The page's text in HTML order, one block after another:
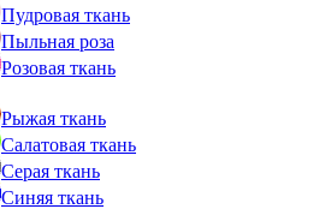
Пудровая ткань
Пыльная роза
Розовая ткань
Рыжая ткань
Салатовая ткань
Серая ткань
Синяя ткань